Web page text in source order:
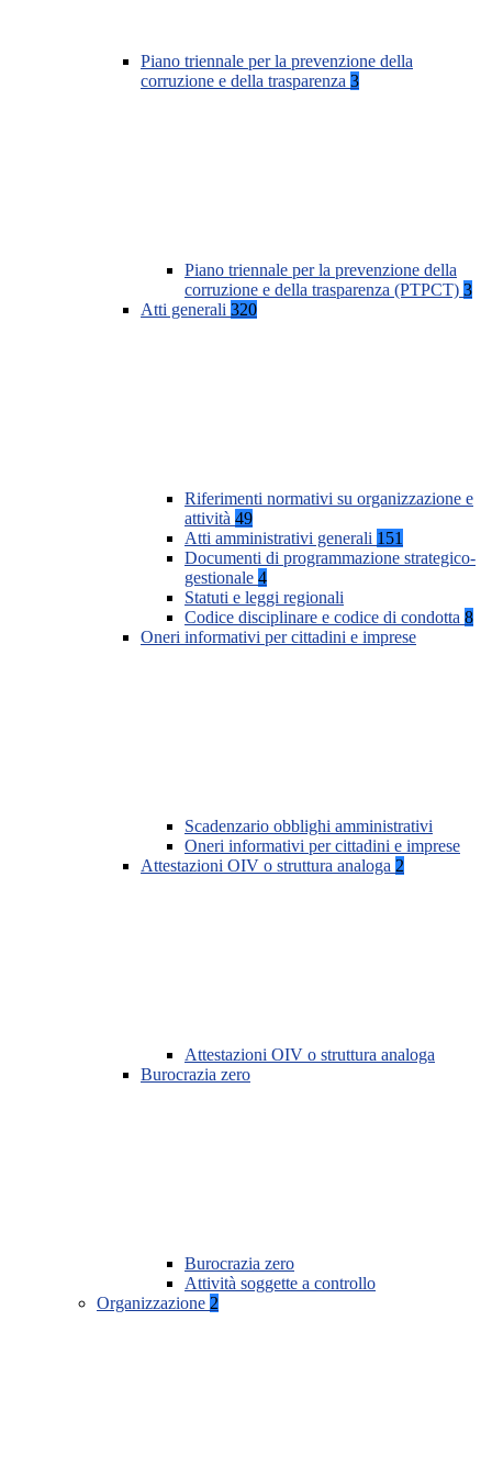
Piano triennale per la prevenzione della
corruzione e della trasparenza 3
Piano triennale per la prevenzione della
corruzione e della trasparenza (PTPCT) 3
Atti generali 320
Riferimenti normativi su organizzazione e
attività 49
Atti amministrativi generali 151
Documenti di programmazione strategico-
gestionale 4
Statuti e leggi regionali
Codice disciplinare e codice di condotta 8
Oneri informativi per cittadini e imprese
Scadenzario obblighi amministrativi
Oneri informativi per cittadini e imprese
Attestazioni OIV o struttura analoga 2
Attestazioni OIV o struttura analoga
Burocrazia zero
Burocrazia zero
Attività soggette a controllo
Organizzazione 2